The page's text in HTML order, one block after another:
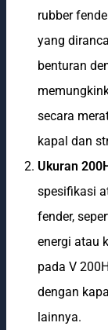
rubber
yang
benturan
secara
kapal dan
Ukuran
spesifikasi
fender,
energi atau
pada V
dengan
lainnya.